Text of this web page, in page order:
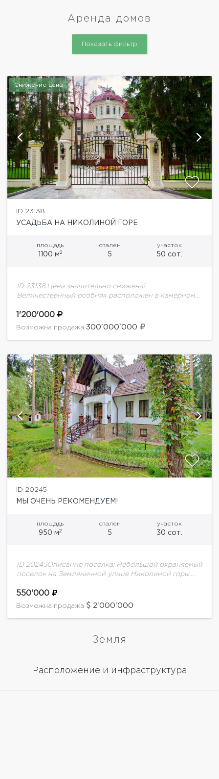
Аренда домов
Показать фильтр
Снижение цены
ID 23138
УСАДЬБА НА НИКОЛИНОЙ ГОРЕ
площадь
1100 м2
спален
5
участок
50 сот.
ID 23138:Цена значительно снижена!
Величественный особняк расположен в камерном
не характерным для Московской области и
создающим неповторимую атмосферу закрытого от
1'200'000
Возможна продажа 300'000'000
ID 20245
МЫ ОЧЕНЬ РЕКОМЕНДУЕМ!
площадь
950 м2
спален
5
участок
30 сот.
ID 20245Описание поселка: Небольшой охраняемый
поселок на Земляничной улице Николиной горы.
участке с соснами. В доме: 5 спален со своими...
550'000
Возможна продажа 2'000'000
Земля
Расположение и инфраструктура